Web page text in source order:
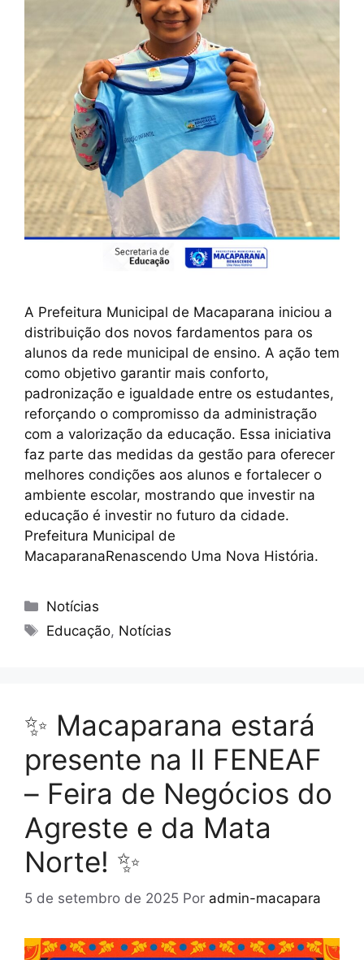
A Prefeitura Municipal de Macaparana iniciou a
distribuição dos novos fardamentos para os
alunos da rede municipal de ensino. A ação tem
como objetivo garantir mais conforto,
padronização e igualdade entre os estudantes,
reforçando o compromisso da administração
com a valorização da educação. Essa iniciativa
faz parte das medidas da gestão para oferecer
melhores condições aos alunos e fortalecer o
ambiente escolar, mostrando que investir na
educação é investir no futuro da cidade.
Prefeitura Municipal de
MacaparanaRenascendo Uma Nova História.
Notícias
Educação, Notícias
✨ Macaparana estará
presente na II FENEAF
– Feira de Negócios do
Agreste e da Mata
Norte! ✨
5 de setembro de 2025 Por admin-macapara